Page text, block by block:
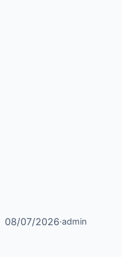
08/07/2026·admin